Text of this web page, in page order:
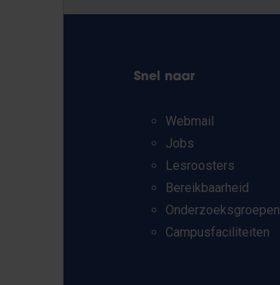
Snel naar
Webmail
Jobs
Lesroosters
Bereikbaarheid
Onderzoeksgroepen
Campusfaciliteiten